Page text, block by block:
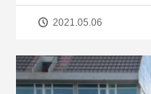
2021.05.06